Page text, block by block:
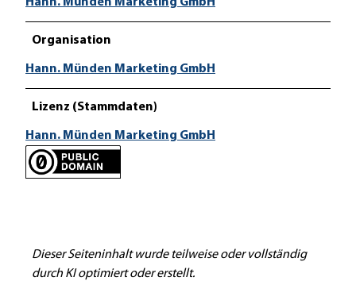
Organisation
Hann. Münden Marketing GmbH
Lizenz (Stammdaten)
Hann. Münden Marketing GmbH
Dieser Seiteninhalt wurde teilweise oder vollständig
durch KI optimiert oder erstellt.